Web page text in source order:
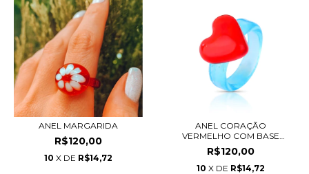
ANEL MARGARIDA
R$120,00
10 X DE R$14,72
ANEL CORAÇÃO
VERMELHO COM BASE
AZUL TRAN...
R$120,00
10 X DE R$14,72